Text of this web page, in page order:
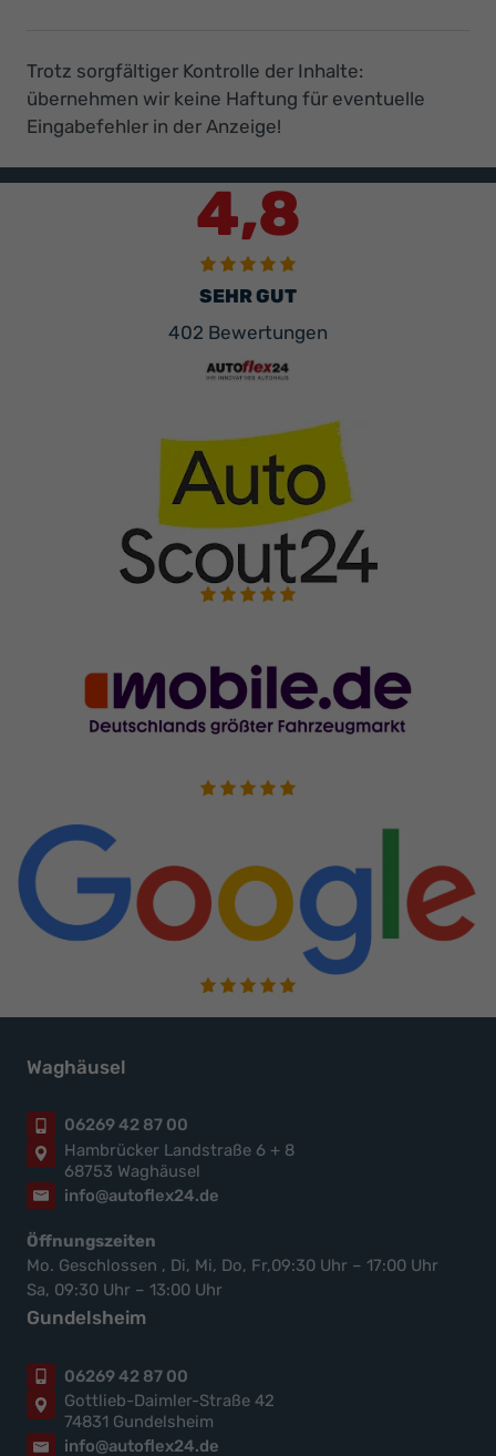
Trotz sorgfältiger Kontrolle der Inhalte:
übernehmen wir keine Haftung für eventuelle
Eingabefehler in der Anzeige!
4,8
SEHR GUT
402 Bewertungen
Waghäusel
06269 42 87 00
Hambrücker Landstraße 6 + 8
68753 Waghäusel
info@autoflex24.de
Öffnungszeiten
Mo. Geschlossen , Di, Mi, Do, Fr,09:30 Uhr – 17:00 Uhr
Sa, 09:30 Uhr – 13:00 Uhr
Gundelsheim
06269 42 87 00
Gottlieb-Daimler-Straße 42
74831 Gundelsheim
info@autoflex24.de